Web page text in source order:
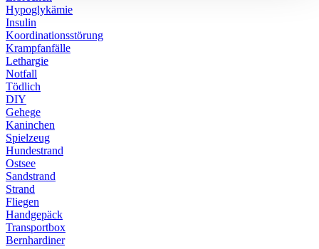
Hypoglykämie
Insulin
Koordinationsstörung
Krampfanfälle
Lethargie
Notfall
Tödlich
DIY
Gehege
Kaninchen
Spielzeug
Hundestrand
Ostsee
Sandstrand
Strand
Fliegen
Handgepäck
Transportbox
Bernhardiner